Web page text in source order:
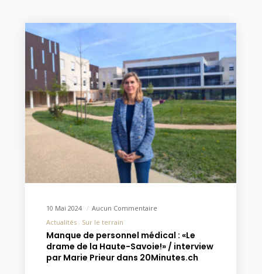
10 Mai 2024
Aucun Commentaire
Actualités
Sur le terrain
Manque de personnel médical : «Le
drame de la Haute-Savoie!» / interview
par Marie Prieur dans 20Minutes.ch